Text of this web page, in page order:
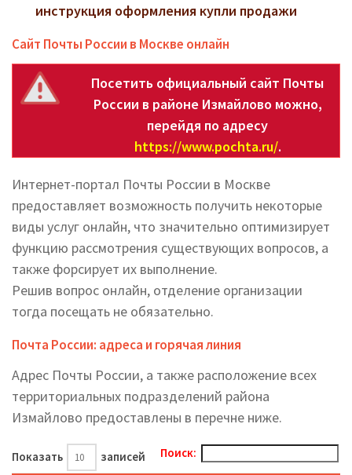
инструкция оформления купли продажи
Сайт Почты России в Москве онлайн
Посетить официальный сайт Почты
России в районе Измайлово можно,
перейдя по адресу
https://www.pochta.ru/.
Интернет-портал Почты России в Москве
предоставляет возможность получить некоторые
виды услуг онлайн, что значительно оптимизирует
функцию рассмотрения существующих вопросов, а
также форсирует их выполнение.
Решив вопрос онлайн, отделение организации
тогда посещать не обязательно.
Почта России: адреса и горячая линия
Адрес Почты России, а также расположение всех
территориальных подразделений района
Измайлово предоставлены в перечне ниже.
Показать записей Поиск: